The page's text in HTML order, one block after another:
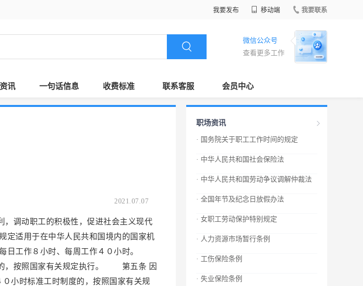
我要发布 移动端 我要联系
微信公众号
查看更多工作
讯 一句话信息 收费标准 联系客服 会员中心
2021.07.07
，调动职工的积极性，促进社会主义现代
适用于在中华人民共和国境内的国家机
日工作８小时、每周工作４０小时。
的，按照国家有关规定执行。 第五条 因
小时标准工时制度的，按照国家有关规
职场资讯
· 国务院关于职工工作时间的规定
· 中华人民共和国社会保险法
· 中华人民共和国劳动争议调解仲裁法
· 全国年节及纪念日放假办法
· 女职工劳动保护特别规定
· 人力资源市场暂行条例
· 工伤保险条例
· 失业保险条例